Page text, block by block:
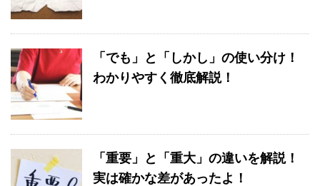
「でも」と「しかし」の使い分け！
わかりやすく徹底解説！
「重要」と「重大」の違いを解説！
実は確かな差があったよ！